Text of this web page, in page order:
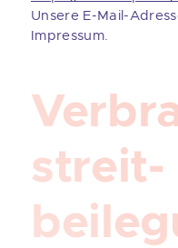
Unsere E-Mail-
Impressum.
streit­